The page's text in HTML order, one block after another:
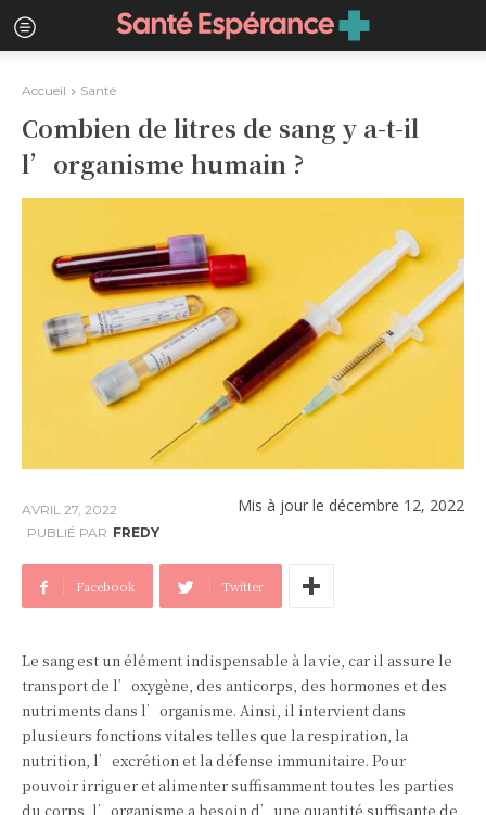
Accueil Santé
Combien de litres de sang y a-t-il
l’organisme humain ?
AVRIL 27, 2022 Mis à jour le décembre 12, 2022
PUBLIÉ PAR FREDY
Facebook Twitter
Le sang est un élément indispensable à la vie, car il assure le
transport de l’oxygène, des anticorps, des hormones et des
nutriments dans l’organisme. Ainsi, il intervient dans
plusieurs fonctions vitales telles que la respiration, la
nutrition, l’excrétion et la défense immunitaire. Pour
pouvoir irriguer et alimenter suffisamment toutes les parties
du corps, l’organisme a besoin d’une quantité suffisante de